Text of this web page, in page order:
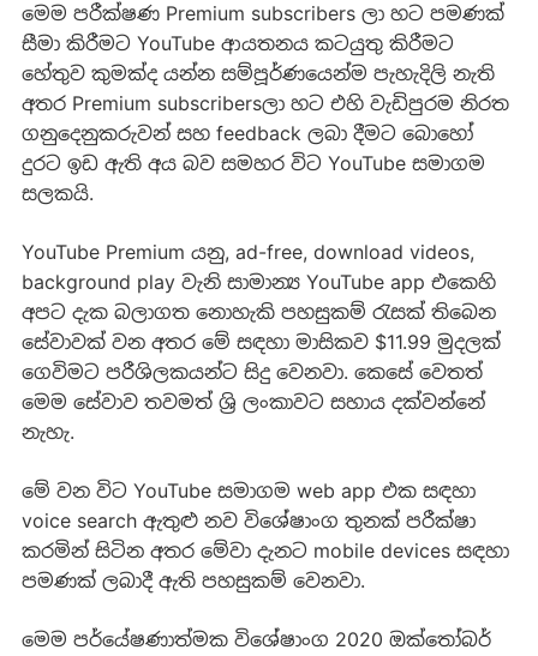
මෙම පරීක්ෂණ Premium subscribers ලා හට පමණක්
සීමා කිරීමට YouTube ආයතනය කටයුතු කිරීමට
හේතුව කුමක්ද යන්න සම්පූර්ණයෙන්ම පැහැදිලි නැති
අතර Premium subscribersලා හට එහි වැඩිපුරම නිරත
ගනුදෙනුකරුවන් සහ feedback ලබා දීමට බොහෝ
දුරට ඉඩ ඇති අය බව සමහර විට YouTube සමාගම
සලකයි.
YouTube Premium යනු, ad-free, download videos,
background play වැනි සාමාන්‍ය YouTube app එකෙහි
අපට දැක බලාගත නොහැකි පහසුකම් රැසක් ‍ති‍බෙන
සේවාවක් වන අතර මේ සඳහා මාසිකව $11.99 මුදලක්
ගෙවිමට පරීශිලකයන්ට සිදු වෙනවා. කෙසේ වෙතත්
මෙම සේවාව තවමත් ශ්‍රි ලංකාවට සහාය දක්වන්නේ
නැහැ.
මේ වන විට YouTube සමාගම web app එක සඳහා
voice search ඇතුළු නව විශේෂාංග තුනක් පරීක්ෂා
කරමින් සිටින අතර මේවා දැනට mobile devices සඳහා
පමණක් ලබාදී ඇති පහසුකම් වෙනවා.
මෙම පර්යේෂණාත්මක විශේෂාංග 2020 ඔක්තෝබර්